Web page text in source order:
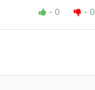
- 0 - 0